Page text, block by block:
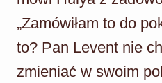
„Zamówiłam to do
to? Pan Levent nie
zmieniać w swoim